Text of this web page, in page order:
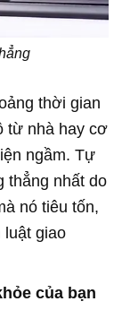
thời gian
từ nhà hay cơ
ngầm. Tự
thẳng nhất do
nó tiêu tốn,
luật giao
của bạn